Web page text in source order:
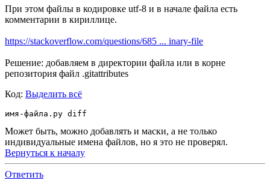
При этом файлы в кодировке utf-8 и в начале файла есть
комментарии в кириллице.
https://stackoverflow.com/questions/685 ... inary-file
Решение: добавляем в директории файла или в корне
репозитория файл .gitattributes
Код: Выделить всё
Может быть, можно добавлять и маски, а не только
индивидуальные имена файлов, но я это не проверял.
Вернуться к началу
Ответить